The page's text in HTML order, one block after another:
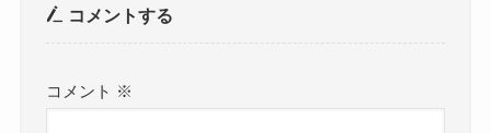
コメントする
コメント ※